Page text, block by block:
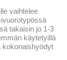
vaihtelee
takaisin jo 1-3
käytetyillä
kokonaishyödyt